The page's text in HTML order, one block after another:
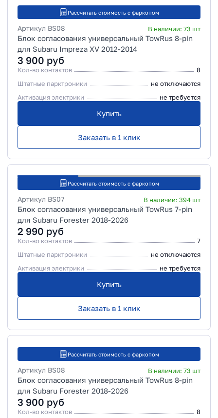
Рассчитать стоимость с фаркопом
Артикул BS08 В наличии: 73 шт
Блок согласования универсальный TowRus 8-pin
для Subaru Impreza XV 2012-2014
3 900 руб
Кол-во контактов
8
Штатные парктроники
не отключаются
Активация электрики
не требуется
Купить
Заказать в 1 клик
Рассчитать стоимость с фаркопом
Артикул BS07 В наличии: 394 шт
Блок согласования универсальный TowRus 7-pin
для Subaru Forester 2018-2026
2 990 руб
Кол-во контактов
7
Штатные парктроники
не отключаются
Активация электрики
не требуется
Купить
Заказать в 1 клик
Рассчитать стоимость с фаркопом
Артикул BS08 В наличии: 73 шт
Блок согласования универсальный TowRus 8-pin
для Subaru Forester 2018-2026
3 900 руб
Кол-во контактов
8